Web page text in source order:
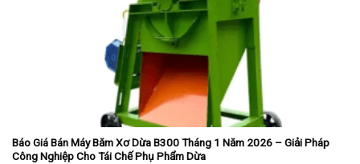
Báo Giá Bán Máy Băm Xơ Dừa B300 Tháng 1 Năm 2026 – Giải Pháp
Công Nghiệp Cho Tái Chế Phụ Phẩm Dừa